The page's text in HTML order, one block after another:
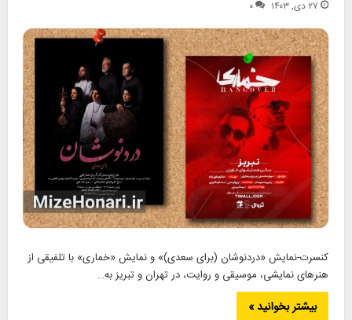
۲۷ دی, ۱۴۰۳ ۰
کنسرت-نمایش «دردنوشان (برای سعدی)» و نمایش «خماری» با تلفیقی از
هنرهای نمایشی، موسیقی و روایت، در تهران و تبریز به…
بیشتر بخوانید »